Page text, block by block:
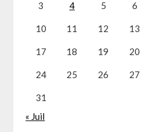
3 4 5 6
10 11 12 13
17 18 19 20
24 25 26 27
31
« Juil